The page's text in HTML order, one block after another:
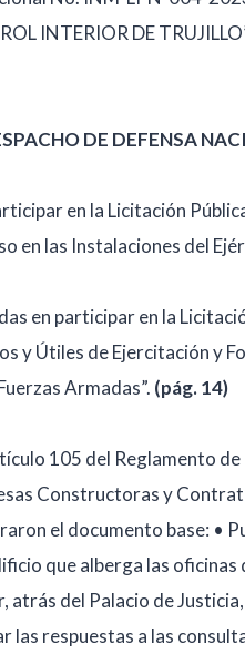
INTERIOR DE
DE DEFENSA
en la Licitación
en las Instalaciones del
en participar en la
y Útiles de Ejercitación y
Armadas”. (pág. 14)
105 del Reglamento
Constructoras y
el documento base: •
que alberga las
del Palacio de
las respuestas a las